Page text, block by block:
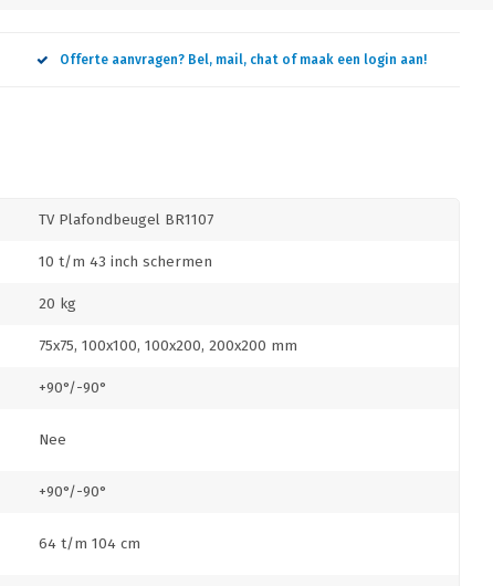
Offerte aanvragen? Bel, mail, chat of maak een login aan!
TV Plafondbeugel BR1107
10 t/m 43 inch schermen
20 kg
75x75, 100x100, 100x200, 200x200 mm
+90°/-90°
Nee
+90°/-90°
64 t/m 104 cm